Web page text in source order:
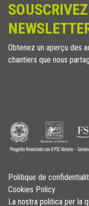
Obtenez un aperçu des
chantiers que nous
Politique de
Cookies Policy
La nostra politica per la